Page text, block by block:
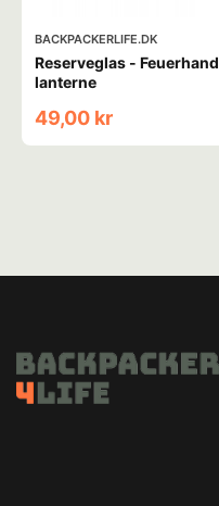
BACKPACKERLIFE.DK
Reserveglas - Feuerhand
lanterne
49,00 kr